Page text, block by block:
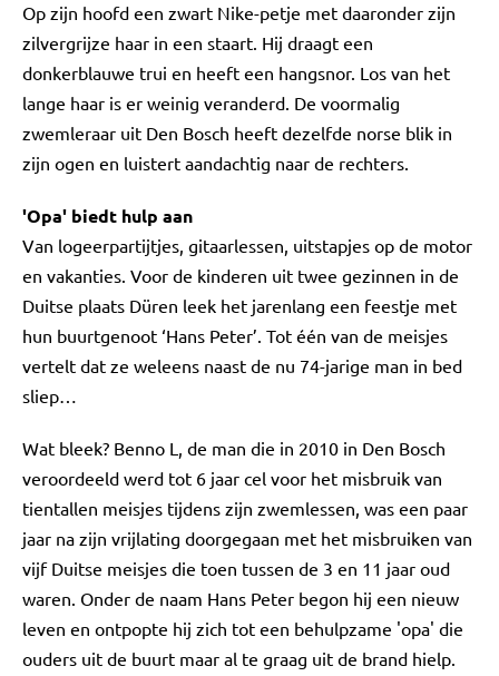
Op zijn hoofd een zwart Nike-petje met daaronder zijn
zilvergrijze haar in een staart. Hij draagt een
donkerblauwe trui en heeft een hangsnor. Los van het
lange haar is er weinig veranderd. De voormalig
zwemleraar uit Den Bosch heeft dezelfde norse blik in
zijn ogen en luistert aandachtig naar de rechters.
'Opa' biedt hulp aan
Van logeerpartijtjes, gitaarlessen, uitstapjes op de motor
en vakanties. Voor de kinderen uit twee gezinnen in de
Duitse plaats Düren leek het jarenlang een feestje met
hun buurtgenoot ‘Hans Peter’. Tot één van de meisjes
vertelt dat ze weleens naast de nu 74-jarige man in bed
sliep…
Wat bleek? Benno L, de man die in 2010 in Den Bosch
veroordeeld werd tot 6 jaar cel voor het misbruik van
tientallen meisjes tijdens zijn zwemlessen, was een paar
jaar na zijn vrijlating doorgegaan met het misbruiken van
vijf Duitse meisjes die toen tussen de 3 en 11 jaar oud
waren. Onder de naam Hans Peter begon hij een nieuw
leven en ontpopte hij zich tot een behulpzame 'opa' die
ouders uit de buurt maar al te graag uit de brand hielp.